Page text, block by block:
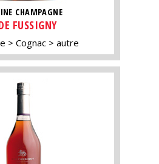
CHAMPAGNE
FUSSIGNY
Cognac autre